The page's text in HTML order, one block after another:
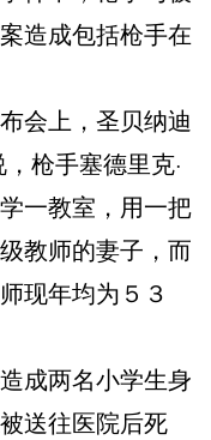
造成包括枪手在
会上，圣贝纳迪
枪手塞德里克·
一教室，用一把
教师的妻子，而
现年均为５３
成两名小学生身
送往医院后死